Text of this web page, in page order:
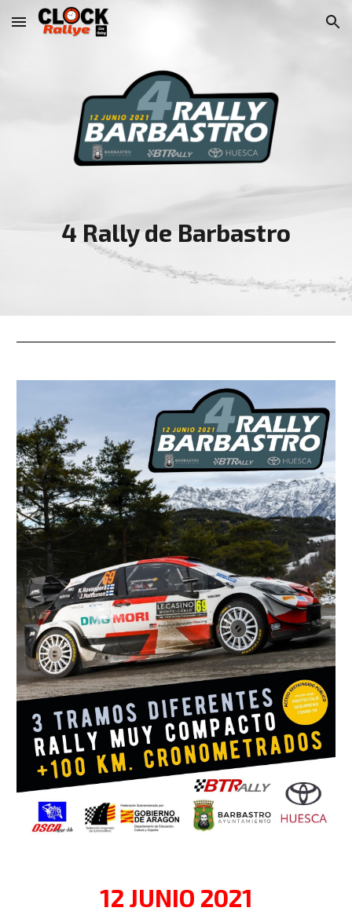
Skip to main content Skip to navigation
4 Rally de Barbastro
12 JUNIO 2021